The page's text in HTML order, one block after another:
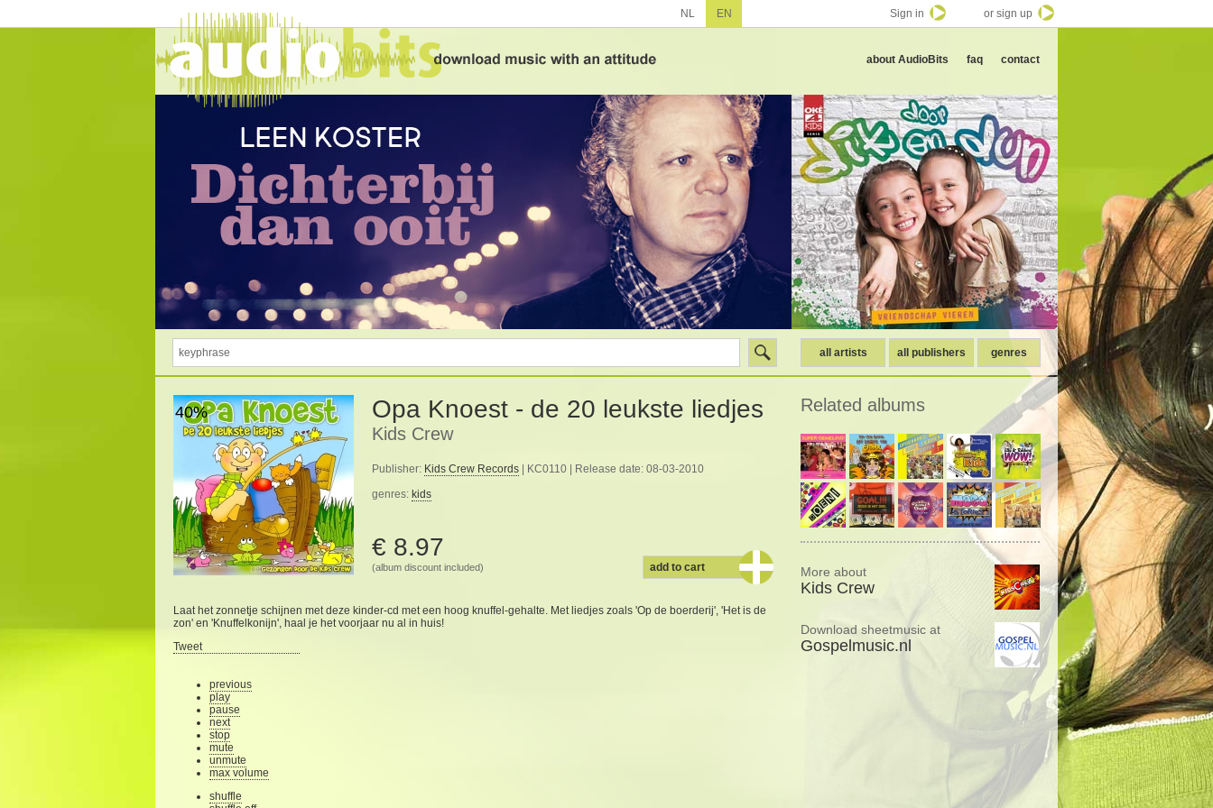
about AudioBits faq contact
all artists all publishers genres
40% Opa Knoest - de 20 leukste liedjes
Kids Crew
Publisher: Kids Crew Records | KC0110 | Release date: 08-03-2010
genres: kids
€ 8.97
(album discount included) add to cart
Laat het zonnetje schijnen met deze kinder-cd met een hoog knuffel-gehalte. Met liedjes zoals 'Op de boerderij', 'Het is de
zon' en 'Knuffelkonijn', haal je het voorjaar nu al in huis!
Tweet
previous
play
pause
next
stop
mute
unmute
max volume
shuffle
Related albums
More about
Kids Crew
Download sheetmusic at
Gospelmusic.nl
NL EN Sign in or sign up